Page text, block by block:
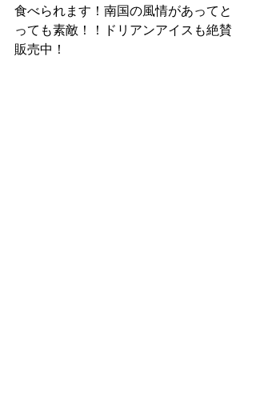
食べられます！南国の風情があってと
っても素敵！！ドリアンアイスも絶賛
販売中！